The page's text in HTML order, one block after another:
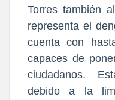
Torres también
representa el
cuenta con
capaces de
ciudadanos.
debido a la